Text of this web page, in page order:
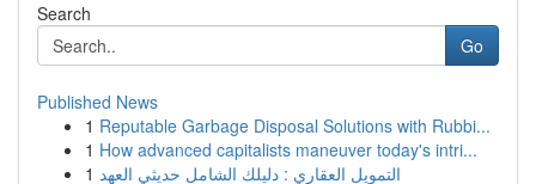
Search
Go
Published News
1 Reputable Garbage Disposal Solutions with Rubbi...
1 How advanced capitalists maneuver today's intri...
1 التمويل العقاري : دليلك الشامل حديثي العهد